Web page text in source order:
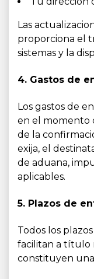
Las
proporciona el
sistemas y la
4. Gastos de
Los gastos de
en el momento
de la
exija, el
de aduana,
aplicables.
5. Plazos de
Todos los
facilitan a título
constituyen